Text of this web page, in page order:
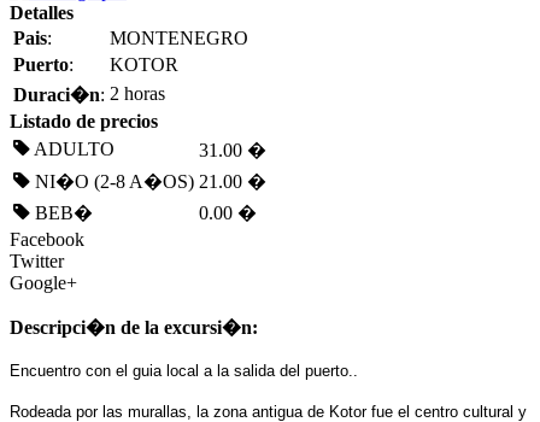
Detalles
Pais:
MONTENEGRO
Puerto:
KOTOR
Duraci�n: 2 horas
Listado de precios
ADULTO
31.00 �
NI�O (2-8 A�OS) 21.00 �
BEB�
0.00 �
Facebook
Twitter
Google+
Descripci�n de la excursi�n:
Encuentro con el guia local a la salida del puerto..
Rodeada por las murallas, la zona antigua de Kotor fue el centro cultural y